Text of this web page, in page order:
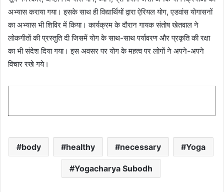
अभ्यास कराया गया। इसके साथ ही विद्यार्थियों द्वारा ऐरियल योग, एडवांस योगासनों
का अभ्यास भी शिविर में किया। कार्यक्रम के दौरान गायक संतोष खेतवाल ने
लोकगीतों की प्रस्तुति दी जिसमें योग के साथ-साथ पर्यावरण और प्रकृति की रक्षा
का भी संदेश दिया गया। इस अवसर पर योग के महत्व पर लोगों ने अपने-अपने
विचार रखे गये।
body healthy necessary Yoga
Yogacharya Subodh